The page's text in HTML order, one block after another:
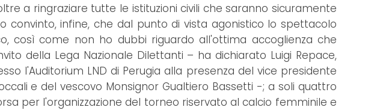
a ringraziare tutte le istituzioni civili che saranno sicuramente
infine, che dal punto di vista agonistico lo spettacolo
così come non ho dubbi riguardo all'ottima accoglienza che
della Lega Nazionale Dilettanti – ha dichiarato Luigi Repace,
l'Auditorium LND di Perugia alla presenza del vice presidente
e del vescovo Monsignor Gualtiero Bassetti -; a soli quattro
per l'organizzazione del torneo riservato al calcio femminile e